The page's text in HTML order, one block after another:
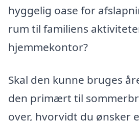
hyggelig oase for
rum til familiens
hjemmekontor?
Skal den kunne bruges
den primært til
over, hvorvidt du ønsker